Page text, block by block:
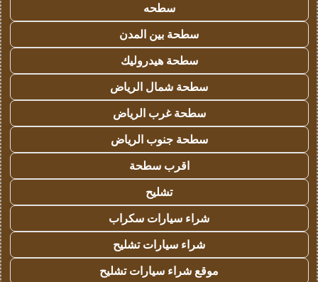
سطحه
سطحة بين المدن
سطحة هيدروليك
سطحة شمال الرياض
سطحة غرب الرياض
سطحة جنوب الرياض
اقرب سطحة
تشليح
شراء سيارات سكراب
شراء سيارات تشليح
موقع شراء سيارات تشليح